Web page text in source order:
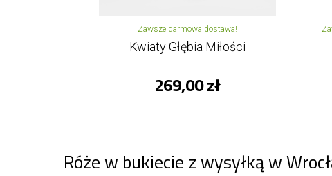
Zawsze darmowa dostawa!
Kwiaty Głębia Miłości
269,00 zł
Róże w bukiecie z wysyłką w